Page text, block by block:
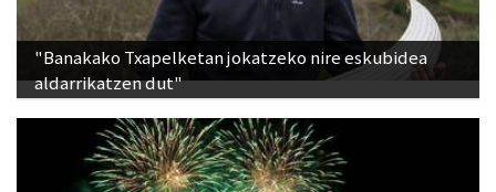
"Banakako Txapelketan jokatzeko nire eskubidea
aldarrikatzen dut"